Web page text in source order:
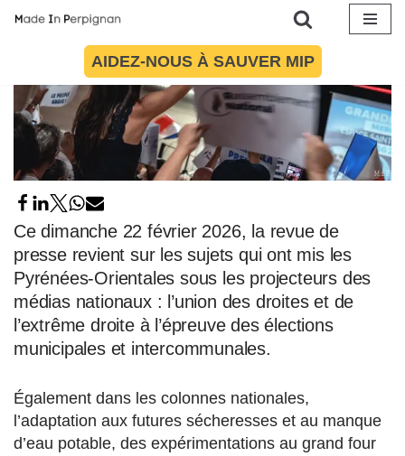
contenu
AIDEZ-NOUS À SAUVER MIP
Ce dimanche 22 février 2026, la revue de
presse revient sur les sujets qui ont mis les
Pyrénées-Orientales sous les projecteurs des
médias nationaux : l’union des droites et de
l’extrême droite à l’épreuve des élections
municipales et intercommunales.
Également dans les colonnes nationales,
l’adaptation aux futures sécheresses et au manque
d’eau potable, des expérimentations au grand four